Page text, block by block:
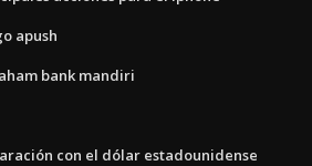
apush
bank mandiri
con el dólar estadounidense